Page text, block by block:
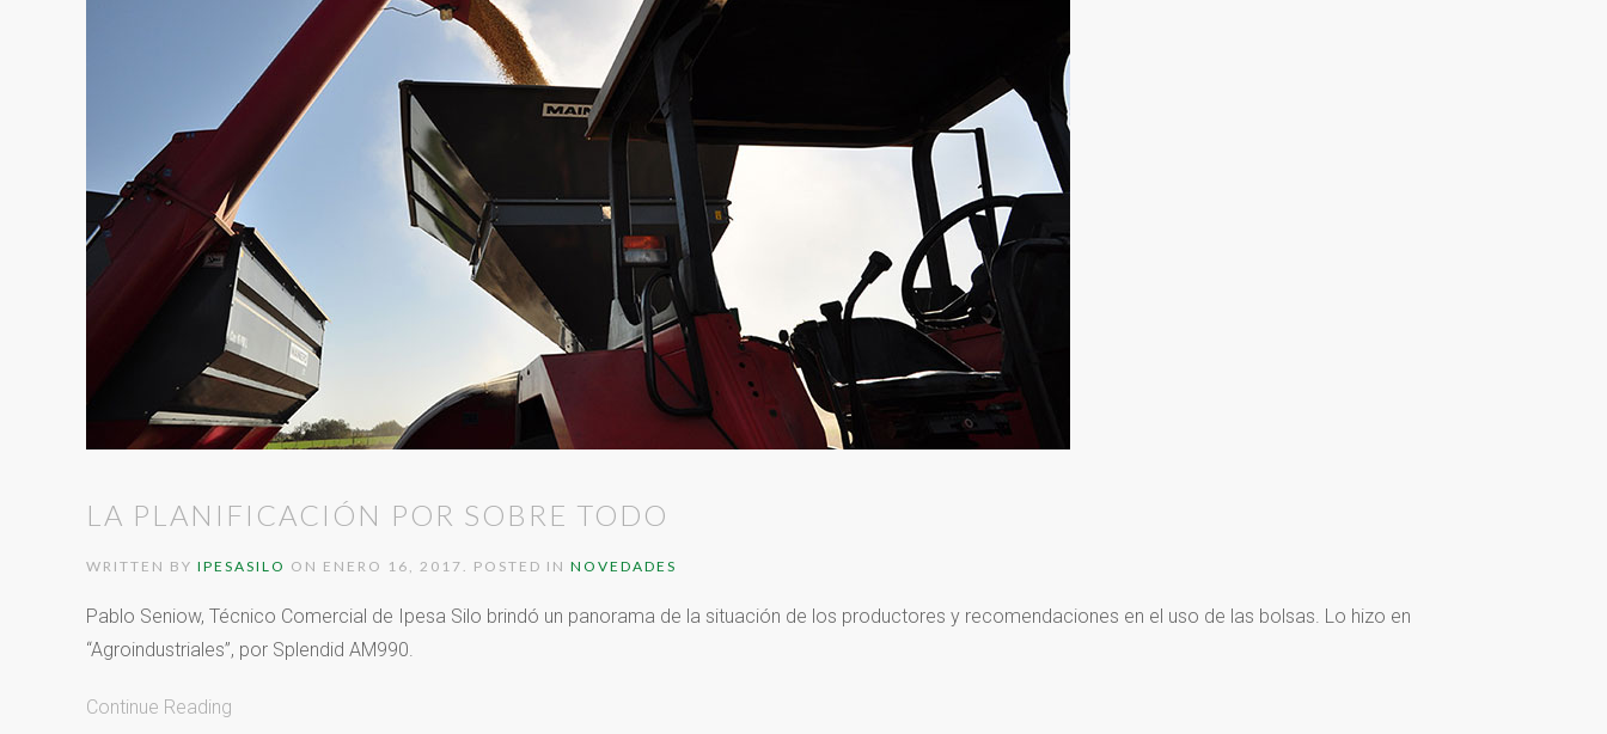
LA PLANIFICACIÓN POR SOBRE TODO
WRITTEN BY IPESASILO ON ENERO 16, 2017. POSTED IN NOVEDADES
Pablo Seniow, Técnico Comercial de Ipesa Silo brindó un panorama de la situación de los productores y recomendaciones en el uso de las bolsas. Lo hizo en
“Agroindustriales”, por Splendid AM990.
Continue Reading